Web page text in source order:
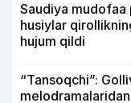
Saudiya mudofaa
husiylar
hujum qildi
“Tansoqchi”: